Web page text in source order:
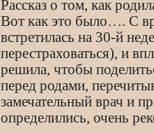
Рассказ о том, как
Вот как это было…. С
встретилась на 30-й
перестраховаться), и
решила, чтобы
перед родами,
замечательный врач и
определились, очень